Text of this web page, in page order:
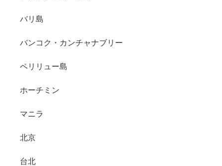
バリ島
バンコク・カンチャナブリー
ペリリュー島
ホーチミン
マニラ
北京
台北